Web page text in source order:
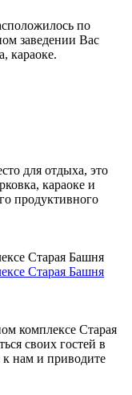
по
заведении Вас
караоке.
для отдыха, это
караоке и
продуктивного
Старая Башня
Старая Башня
комплексе Старая
своих гостей в
нам и приводите